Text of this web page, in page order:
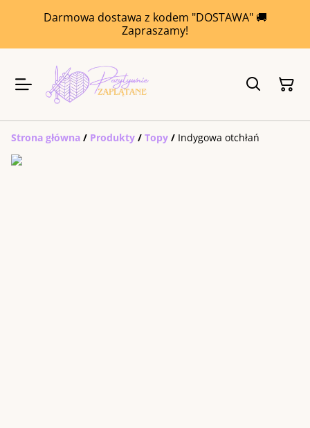
Darmowa dostawa z kodem "DOSTAWA" 🚚
Zapraszamy!
Strona główna / Produkty / Topy / Indygowa otchłań